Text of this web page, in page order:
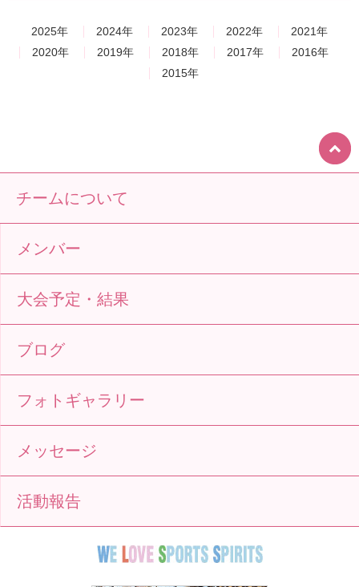
2025年 2024年 2023年 2022年
2021年
2020年
2019年 2018年 2017年
2016年
2015年
チームについて
メンバー
大会予定・結果
ブログ
フォトギャラリー
メッセージ
活動報告